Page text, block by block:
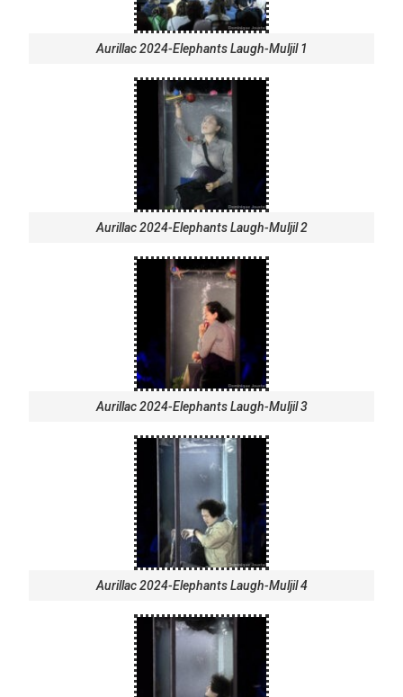
Aurillac 2024-Elephants Laugh-Muljil 1
Aurillac 2024-Elephants Laugh-Muljil 2
Aurillac 2024-Elephants Laugh-Muljil 3
Aurillac 2024-Elephants Laugh-Muljil 4